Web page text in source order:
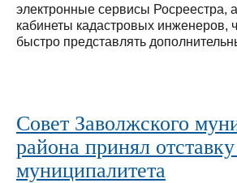
электронные сервисы Росреестра,
кабинеты кадастровых инженеров,
быстро представлять
Совет Заволжского
района принял
муниципалитета